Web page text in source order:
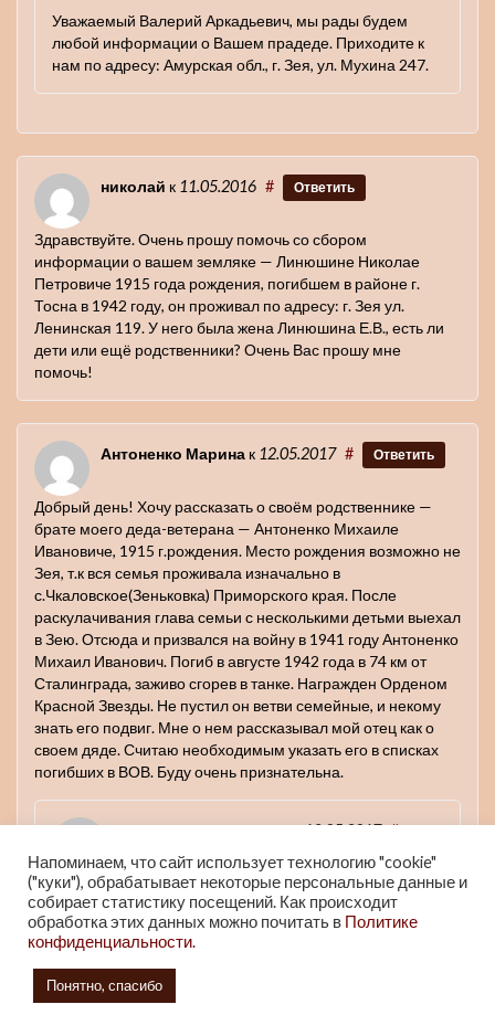
Уважаемый Валерий Аркадьевич, мы рады будем
любой информации о Вашем прадеде. Приходите к
нам по адресу: Амурская обл., г. Зея, ул. Мухина 247.
николай к 11.05.2016 # Ответить
Здравствуйте. Очень прошу помочь со сбором
информации о вашем земляке — Линюшине Николае
Петровиче 1915 года рождения, погибшем в районе г.
Тосна в 1942 году, он проживал по адресу: г. Зея ул.
Ленинская 119. У него была жена Линюшина Е.В., есть ли
дети или ещё родственники? Очень Вас прошу мне
помочь!
Антоненко Марина к 12.05.2017 # Ответить
Добрый день! Хочу рассказать о своём родственнике —
брате моего деда-ветерана — Антоненко Михаиле
Ивановиче, 1915 г.рождения. Место рождения возможно не
Зея, т.к вся семья проживала изначально в
с.Чкаловское(Зеньковка) Приморского края. После
раскулачивания глава семьи с несколькими детьми выехал
в Зею. Отсюда и призвался на войну в 1941 году Антоненко
Михаил Иванович. Погиб в августе 1942 года в 74 км от
Сталинграда, заживо сгорев в танке. Награжден Орденом
Красной Звезды. Не пустил он ветви семейные, и некому
знать его подвиг. Мне о нем рассказывал мой отец как о
своем дяде. Считаю необходимым указать его в списках
погибших в ВОВ. Буду очень признательна.
Краеведческий Музейк13.05.2017 #
Ответить
Здравствуйте! Благодарим вас за предоставленную
информацию! Большая просьба, постарайтесь,
пожалуйста, найти фото вашего фронтовика,
expo@zeyamuseum.ru
его на нашей Стене памяти в музее.
Напоминаем, что сайт использует технологию "cookie"
("куки"), обрабатывает некоторые персональные данные и
собирает статистику посещений. Как происходит
обработка этих данных можно почитать в Политике
конфиденциальности.
Понятно, спасибо